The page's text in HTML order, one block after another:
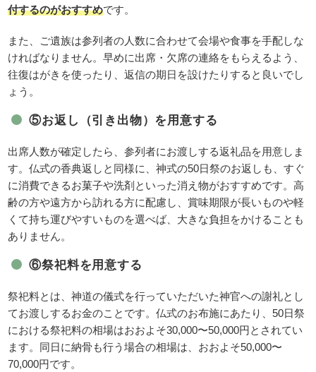
付するのがおすすめです。
また、ご遺族は参列者の人数に合わせて会場や食事を手配しな
ければなりません。早めに出席・欠席の連絡をもらえるよう、
往復はがきを使ったり、返信の期日を設けたりすると良いでし
ょう。
⑤お返し（引き出物）を用意する
出席人数が確定したら、参列者にお渡しする返礼品を用意しま
す。仏式の香典返しと同様に、神式の50日祭のお返しも、すぐ
に消費できるお菓子や洗剤といった消え物がおすすめです。高
齢の方や遠方から訪れる方に配慮し、賞味期限が長いものや軽
くて持ち運びやすいものを選べば、大きな負担をかけることも
ありません。
⑥祭祀料を用意する
祭祀料とは、神道の儀式を行っていただいた神官への謝礼とし
てお渡しするお金のことです。仏式のお布施にあたり、50日祭
における祭祀料の相場はおおよそ30,000〜50,000円とされてい
ます。同日に納骨も行う場合の相場は、おおよそ50,000〜
70,000円です。